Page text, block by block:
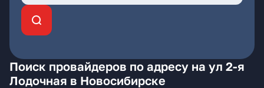
Поиск провайдеров по адресу на ул 2-я
Лодочная в Новосибирске